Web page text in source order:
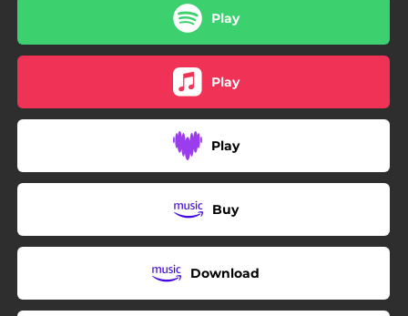
Auge Vs - Semifinal - Live
Exe Vs Mono Strong - Semifinal - Live
06:51
Stuartinfk Vs Exe - Final - Live
Play
Play
Play
Buy
Download